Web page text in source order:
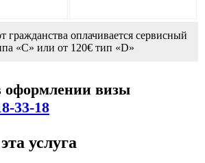
гражданства оплачивается сервисный
«C» или от 120€ тип «D»
визы
33-18
услуга